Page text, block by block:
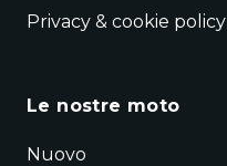
Privacy & cookie policy
Le nostre moto
Nuovo